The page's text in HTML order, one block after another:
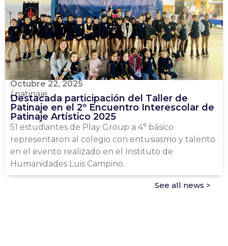
Octubre 22, 2025
/patinaje
Destacada participación del Taller de
Patinaje en el 2º Encuentro Interescolar de
Patinaje Artístico 2025
51 estudiantes de Play Group a 4° básico
representaron al colegio con entusiasmo y talento
en el evento realizado en el Instituto de
Humanidades Luis Campino.
See all news >